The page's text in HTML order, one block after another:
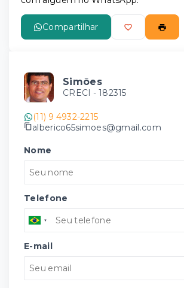
Compartilhar
Simões
CRECI - 182315
(11) 9 4932-2215
alberico65simoes@gmail.com
Nome
Telefone
E-mail